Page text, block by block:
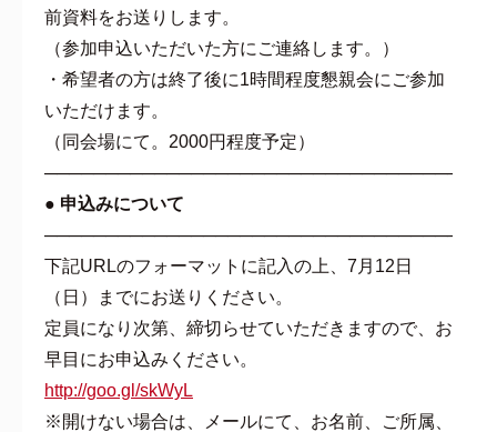
前資料をお送りします。
（参加申込いただいた方にご連絡します。）
・希望者の方は終了後に1時間程度懇親会にご参加
いただけます。
（同会場にて。2000円程度予定）
───────────────────────────────────
● 申込みについて
───────────────────────────────────
下記URLのフォーマットに記入の上、7月12日
（日）までにお送りください。
定員になり次第、締切らせていただきますので、お
早目にお申込みください。
http://goo.gl/skWyL
※開けない場合は、メールにて、お名前、ご所属、